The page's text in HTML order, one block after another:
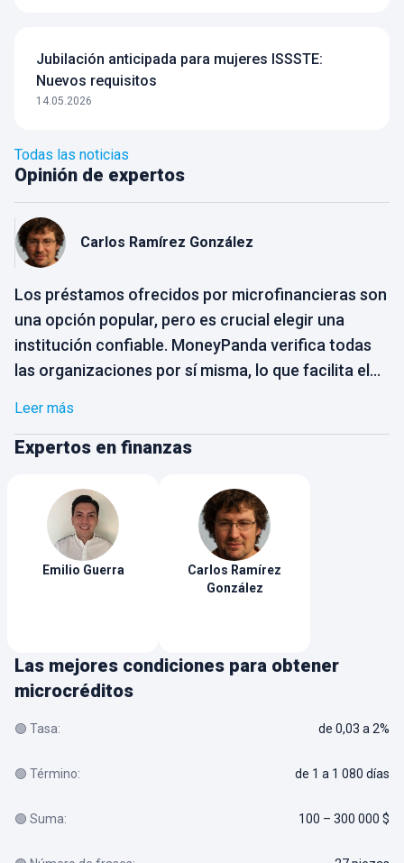
Jubilación anticipada para mujeres ISSSTE:
Nuevos requisitos
14.05.2026
Todas las noticias
Opinión de expertos
Los préstamos ofrecidos por microfinancieras son
una opción popular, pero es crucial elegir una
institución confiable. MoneyPanda verifica todas
las organizaciones por sí misma, lo que facilita el
tus necesidades, sin preocuparte por la
pagos flexibles que se ajusten a tu capacidad.
Leer más
Carlos Ramírez González
Expertos en finanzas
Emilio Guerra Carlos Ramírez
González
Las mejores condiciones para obtener
microcréditos
🟢 Tasa: de 0,03 a 2%
🟢 Término: de 1 a 1 080 días
🟢 Suma: 100 – 300 000 $